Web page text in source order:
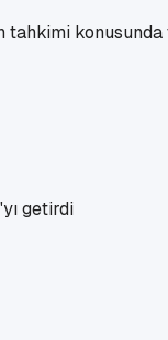
tahkimi
getirdi